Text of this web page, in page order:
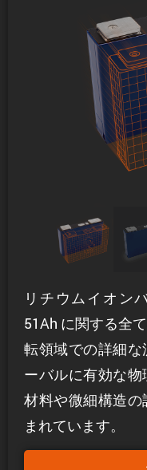
リチウムイオン
51Ah に関する全
転領域での詳細
ーバルに有効な
材料や微細構造
まれています。